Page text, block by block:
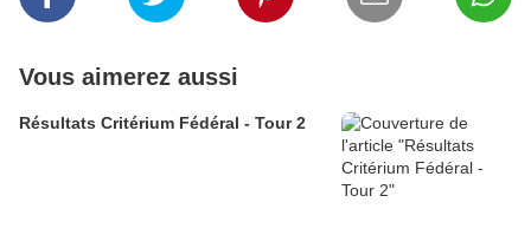
Vous aimerez aussi
Résultats Critérium Fédéral - Tour 2